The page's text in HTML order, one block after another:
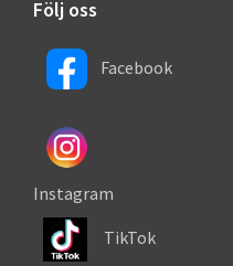
Följ oss
Facebook
Instagram
TikTok